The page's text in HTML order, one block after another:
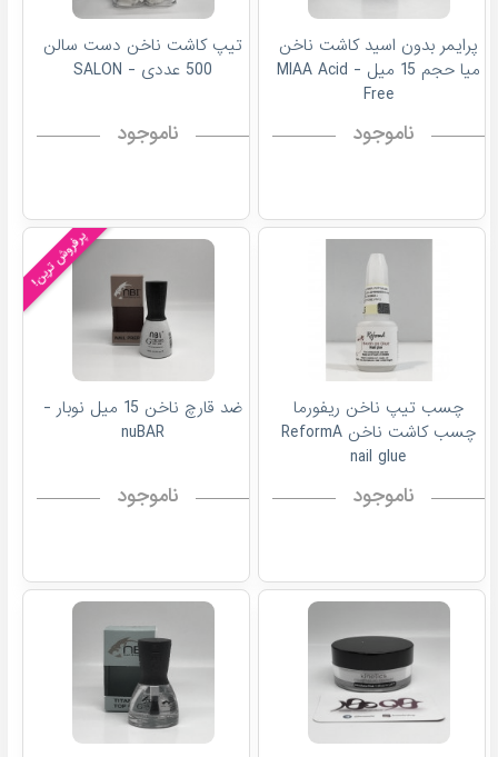
پرایمر بدون اسید کاشت ناخن
میا حجم 15 میل - MIAA Acid
Free
ناموجود
تیپ کاشت ناخن دست سالن
500 عددی - SALON
ناموجود
چسب تیپ ناخن ریفورما
چسب کاشت ناخن ReformA
nail glue
ناموجود
پرفروش ترین!
ضد قارچ ناخن 15 میل نوبار -
nuBAR
ناموجود